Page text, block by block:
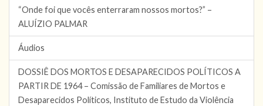
“Onde foi que vocês enterraram nossos mortos?” –
ALUÍZIO PALMAR
Áudios
DOSSIÊ DOS MORTOS E DESAPARECIDOS POLÍTICOS A
PARTIR DE 1964 – Comissão de Familiares de Mortos e
Desaparecidos Políticos, Instituto de Estudo da Violência